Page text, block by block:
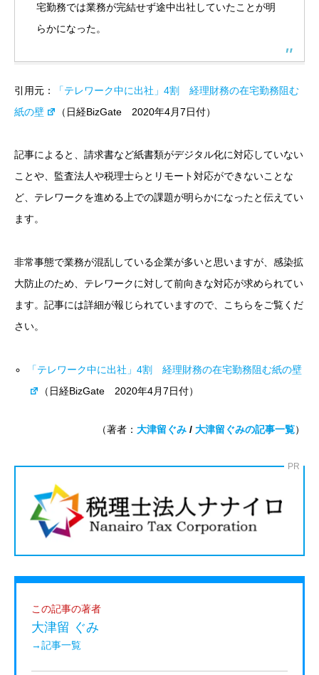
宅勤務では業務が完結せず途中出社していたことが明
らかになった。
引用元：
「テレワーク中に出社」4割 経理財務の在宅勤務阻む
紙の壁
（日経BizGate 2020年4月7日付）
記事によると、請求書など紙書類がデジタル化に対応していない
ことや、監査法人や税理士らとリモート対応ができないことな
ど、テレワークを進める上での課題が明らかになったと伝えてい
ます。
非常事態で業務が混乱している企業が多いと思いますが、感染拡
大防止のため、テレワークに対して前向きな対応が求められてい
ます。記事には詳細が報じられていますので、こちらをご覧くだ
さい。
「テレワーク中に出社」4割 経理財務の在宅勤務阻む紙の壁
（ 日経BizGate 2020年4月7日付）
（著者： 大津留ぐみ / 大津留ぐみの記事一覧）
PR
この記事の著者
大津留 ぐみ
→記事一覧